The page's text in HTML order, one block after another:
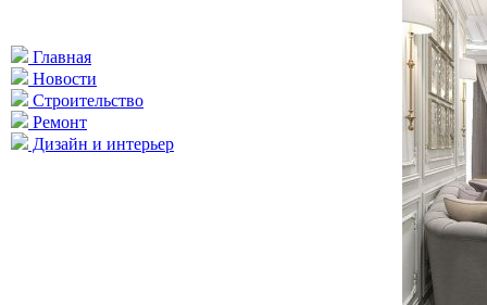
Главная
Новости
Строительство
Ремонт
Дизайн и интерьер